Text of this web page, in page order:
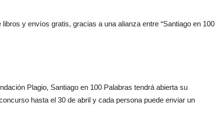
y envíos gratis, gracias a una alianza entre “Santiago en 100
Plagio, Santiago en 100 Palabras tendrá abierta su
hasta el 30 de abril y cada persona puede enviar un